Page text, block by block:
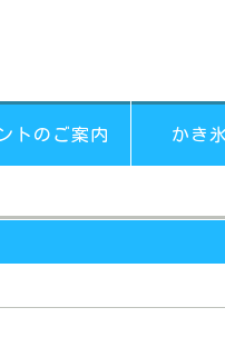
トのご案内 かき